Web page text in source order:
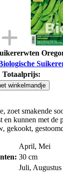
Totaalprijs:
winkelmandje
zoet smakende
en kunnen met de
gekookt,
April, Mei
30 cm
Juli, Augustus